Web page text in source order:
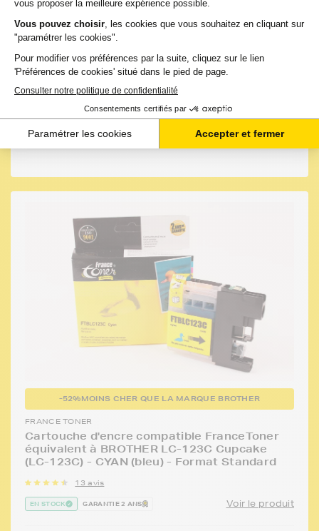
7,80 €
-
Ajouter au panier
-52%MOINS CHER QUE LA MARQUE BROTHER
FRANCE TONER
Cartouche d'encre compatible FranceToner
équivalent à BROTHER LC-123C Cupcake
(LC-123C) - CYAN (bleu) - Format Standard
13 avis
EN STOCK GARANTIE 2 ANS Voir le produit